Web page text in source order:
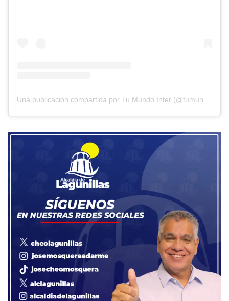
Una publicación compartida por Tu Mundo Inter (@tumundointer)